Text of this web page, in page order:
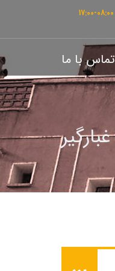
08:00-17:00
تماس با ما
غبارگیر